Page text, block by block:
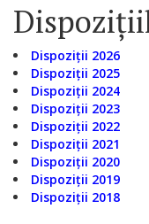
și
Cadastru
Serviciul
Arhivă
Serviciul
Juridic
Dispoziții 2026
Dispoziții 2025
Dispoziții 2024
Dispoziții 2023
Dispoziții 2022
Dispoziții 2021
Dispoziții 2020
Dispoziții 2019
Dispoziții 2018